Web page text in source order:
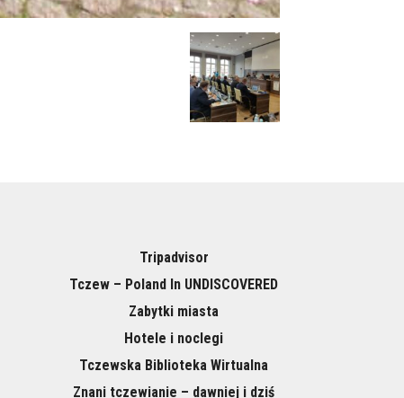
Tripadvisor
Tczew – Poland In UNDISCOVERED
Zabytki miasta
Hotele i noclegi
Tczewska Biblioteka Wirtualna
Znani tczewianie – dawniej i dziś